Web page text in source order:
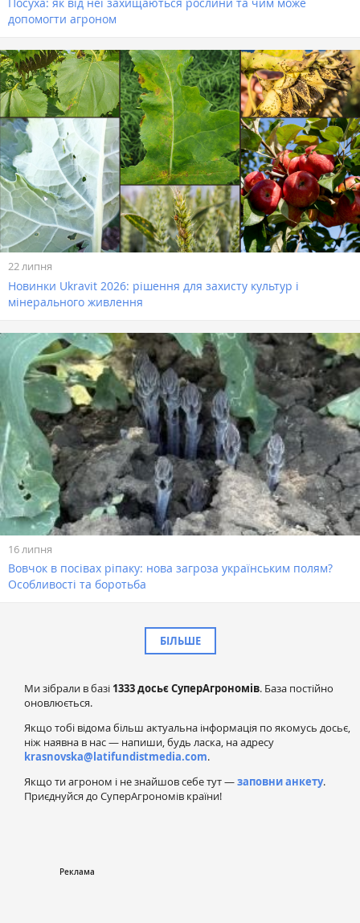
Посуха: як від неї захищаються рослини та чим може
допомогти агроном
22 липня
Новинки Ukravit 2026: рішення для захисту культур і
мінерального живлення
16 липня
Вовчок в посівах ріпаку: нова загроза українським полям?
Особливості та боротьба
БІЛЬШЕ
Ми зібрали в базі 1333 досьє СуперАгрономів. База постійно
оновлюється.
Якщо тобі відома більш актуальна інформація по якомусь досьє,
ніж наявна в нас — напиши, будь ласка, на адресу
krasnovska@latifundistmedia.com.
Якщо ти агроном і не знайшов себе тут —заповни анкету.
Приєднуйся до СуперАгрономів країни!